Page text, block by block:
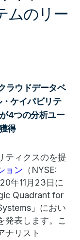
ムのリー
ラウドデータベ
ケイパビリテ
4つの分析ユー
得
ティクスのを提
ョン （NYSE:
年11月23日に
Quadrant for
」におい
発表します。こ
ナリスト